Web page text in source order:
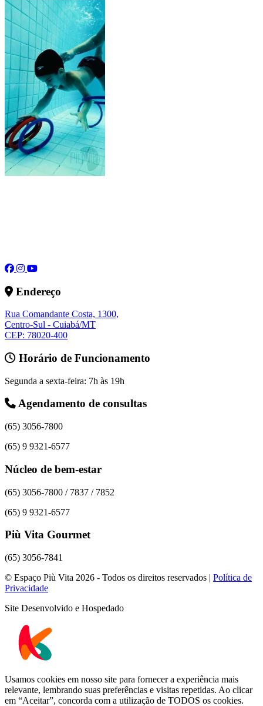
Endereço
Rua Comandante Costa, 1300,
Centro-Sul - Cuiabá/MT
CEP: 78020-400
Horário de Funcionamento
Segunda a sexta-feira: 7h às 19h
Agendamento de consultas
(65) 3056-7800
(65) 9 9321-6577
Núcleo de bem-estar
(65) 3056-7800 / 7837 / 7852
(65) 9 9321-6577
Più Vita Gourmet
(65) 3056-7841
© Espaço Più Vita 2026 - Todos os direitos reservados | Política de
Privacidade
Site Desenvolvido e Hospedado
Usamos cookies em nosso site para fornecer a experiência mais
relevante, lembrando suas preferências e visitas repetidas. Ao clicar
em “Aceitar”, concorda com a utilização de TODOS os cookies.